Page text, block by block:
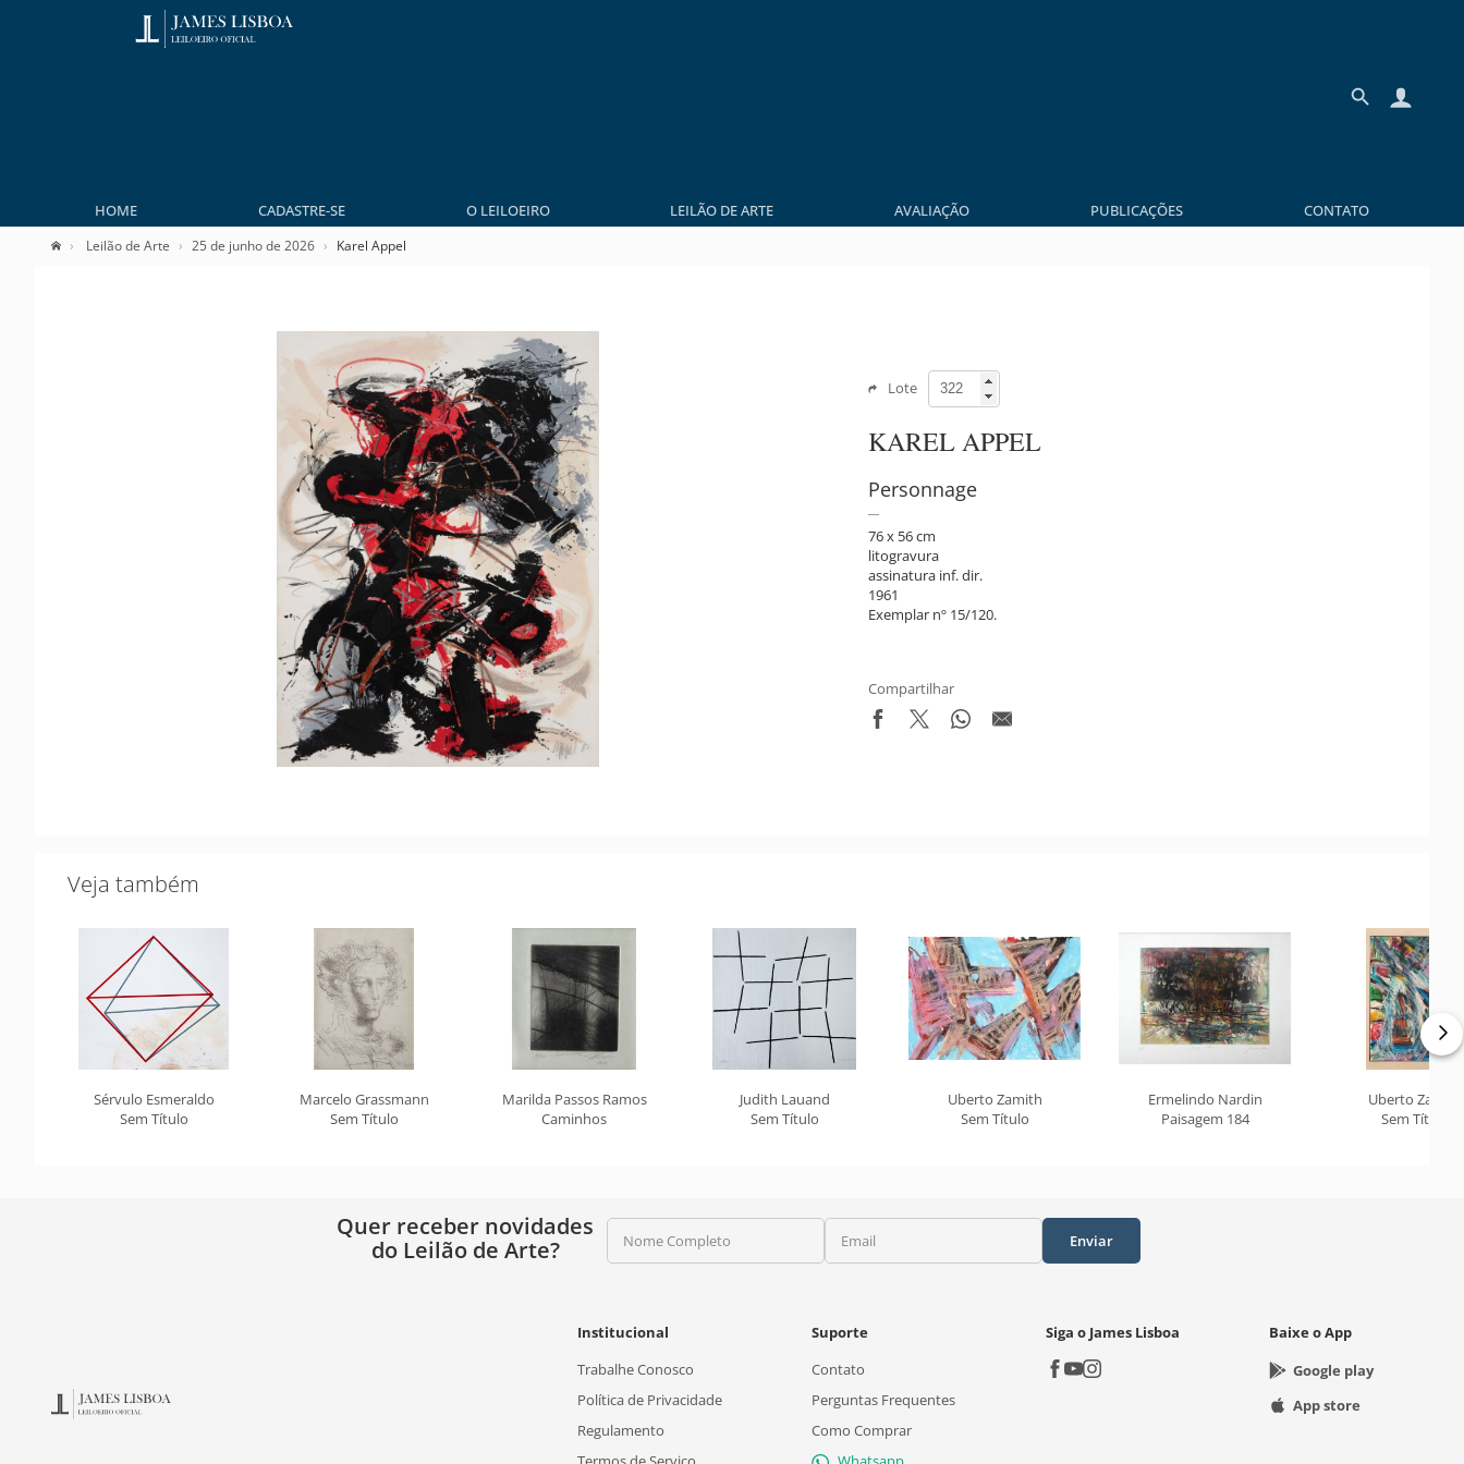
HOME CADASTRE-SE O LEILOEIRO LEILÃO DE ARTE AVALIAÇÃO PUBLICAÇÕES CONTATO
Leilão de Arte 25 de junho de 2026 Karel Appel
Lote
KAREL APPEL
Personnage
76 x 56 cm
litogravura
assinatura inf. dir.
1961
Exemplar nº 15/120.
Compartilhar
Veja também
Sérvulo Esmeraldo
Sem Título
Marcelo Grassmann
Sem Título
Marilda Passos Ramos
Caminhos
Judith Lauand
Sem Título
Uberto Zamith
Sem Título
Ermelindo Nardin
Paisagem 184
Uberto Zamith
Sem Título
Quer receber novidades
do Leilão de Arte?
Nome Completo Email Enviar
Institucional
Trabalhe Conosco
Política de Privacidade
Regulamento
Suporte
Contato
Perguntas Frequentes
Como Comprar
Siga o James Lisboa
Baixe o App
Google play
App store